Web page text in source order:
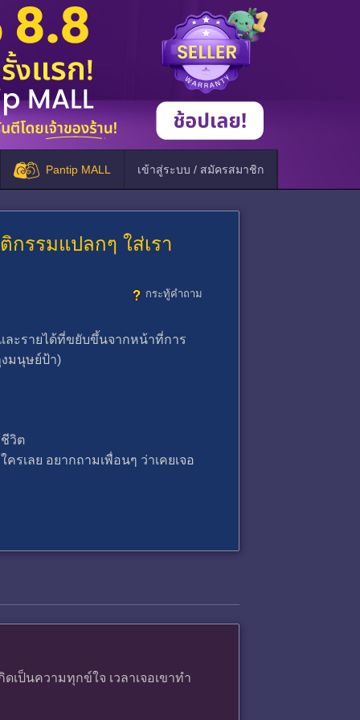
Pantip MALL เข้าสู่ระบบ / สมัครสมาชิก
รรมแปลกๆ ใส่เรา
กระทู้คำถาม
ละรายได้ที่ขยับขึ้นจากหน้าที่การ
มนุษย์ป้า)
วิต
เลย อยากถามเพื่อนๆ ว่าเคยเจอ
ป็นความทุกข์ใจ เวลาเจอเขาทำ